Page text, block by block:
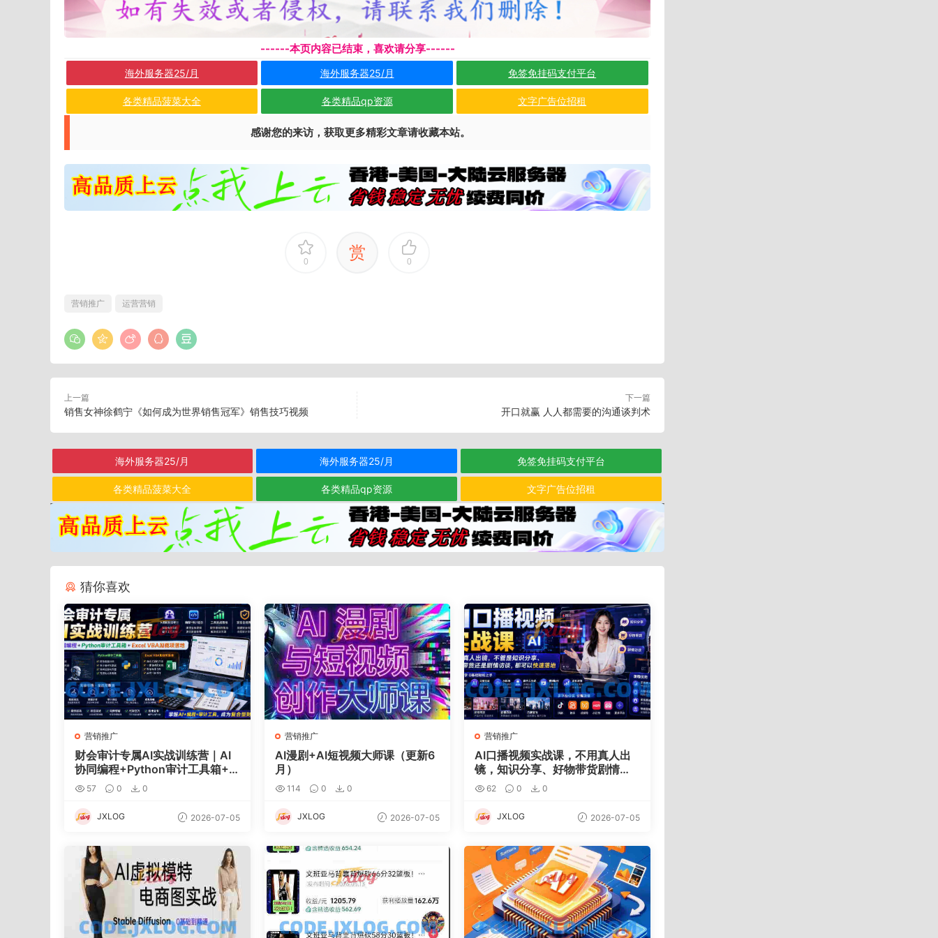
------本页内容已结束，喜欢请分享------
海外服务器25/月 海外服务器25/月 免签免挂码支付平台
各类精品菠菜大全 各类精品qp资源 文字广告位招租
感谢您的来访，获取更多精彩文章请收藏本站。
0 赏 0
营销推广 运营营销
上一篇
销售女神徐鹤宁《如何成为世界销售冠军》销售技巧视频
下一篇
开口就赢 人人都需要的沟通谈判术
海外服务器25/月 海外服务器25/月 免签免挂码支付平台
各类精品菠菜大全 各类精品qp资源 文字广告位招租
猜你喜欢
营销推广
财会审计专属AI实战训练营｜AI
协同编程+Python审计工具箱+E
xcel VBA加载项落地
57 0 0
JXLOG 2026-07-05
营销推广
AI漫剧+AI短视频大师课（更新6
月）
114 0 0
JXLOG 2026-07-05
营销推广
AI口播视频实战课，不用真人出
镜，知识分享、好物带货剧情访
谈 62 0 0
JXLOG 2026-07-05